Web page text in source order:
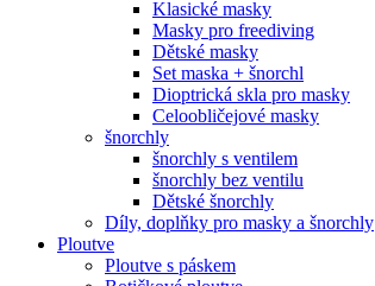
Klasické masky
Masky pro freediving
Dětské masky
Set maska + šnorchl
Dioptrická skla pro masky
Celoobličejové masky
šnorchly
šnorchly s ventilem
šnorchly bez ventilu
Dětské šnorchly
Díly, doplňky pro masky a šnorchly
Ploutve
Ploutve s páskem